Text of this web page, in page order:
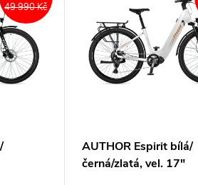
49 990 Kč
AUTHOR Espirit bílá/
černá/zlatá, vel. 17"